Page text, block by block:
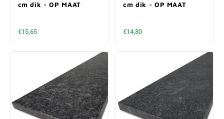
cm dik - OP MAAT
€15,65
cm dik - OP MAAT
€14,80